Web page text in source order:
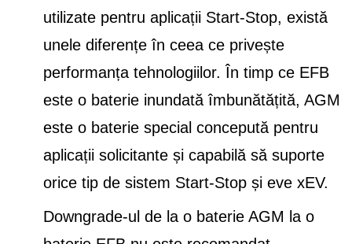
utilizate pentru aplicații Start-Stop, există
unele diferențe în ceea ce privește
performanța tehnologiilor. În timp ce EFB
este o baterie inundată îmbunătățită, AGM
este o baterie special concepută pentru
aplicații solicitante și capabilă să suporte
orice tip de sistem Start-Stop și eve xEV.
Downgrade-ul de la o baterie AGM la o